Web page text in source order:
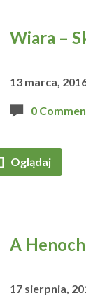
Wiara –
13 marca,
0
Oglądaj
A
17 sierpnia,